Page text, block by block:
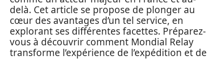
delà. Cet article se propose de plonger au
cœur des avantages d’un tel service, en
explorant ses différentes facettes. Préparez-
vous à découvrir comment Mondial Relay
transforme l’expérience de l’expédition et de